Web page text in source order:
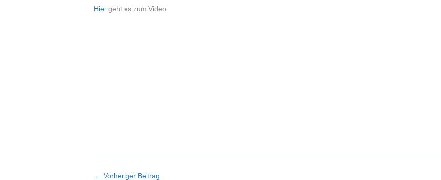
Hier geht es zum Video.
← Vorheriger Beitrag